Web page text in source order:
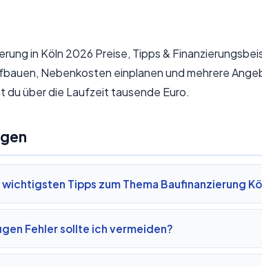
in Köln 2026 Preise, Tipps &
Nebenkosten einplanen und mehrere
du über die Laufzeit tausende Euro.
wichtigsten Tipps zum Thema Baufinanzierung
Fehler sollte ich vermeiden?